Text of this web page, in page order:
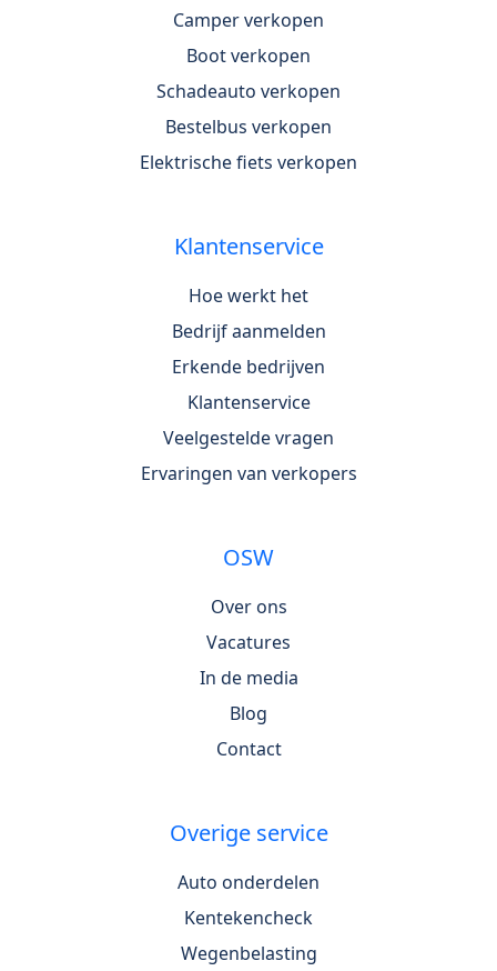
Camper verkopen
Boot verkopen
Schadeauto verkopen
Bestelbus verkopen
Elektrische fiets verkopen
Klantenservice
Hoe werkt het
Bedrijf aanmelden
Erkende bedrijven
Klantenservice
Veelgestelde vragen
Ervaringen van verkopers
OSW
Over ons
Vacatures
In de media
Blog
Contact
Overige service
Auto onderdelen
Kentekencheck
Wegenbelasting